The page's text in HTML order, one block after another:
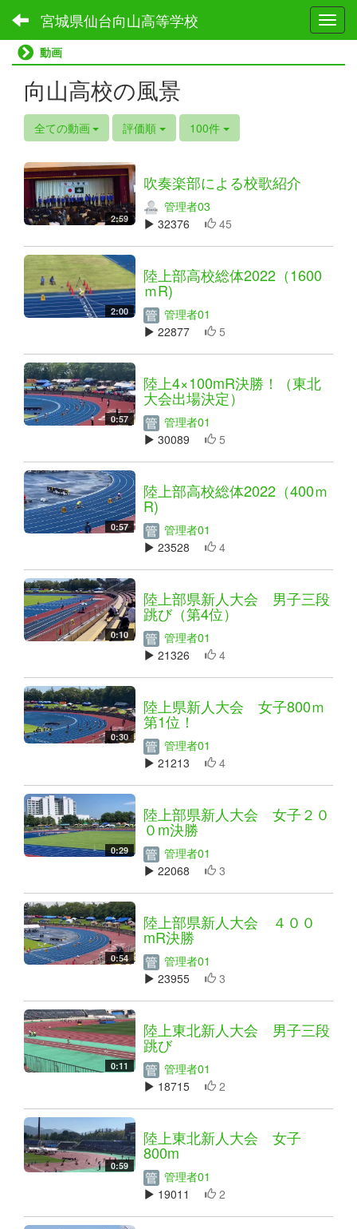
宮城県仙台向山高等学校
動画
向山高校の風景
全ての動画 評価順 100件
2:59
吹奏楽部による校歌紹介
管理者03
32376
45
2:00
陸上部高校総体2022（1600
ｍR)
管理者01
22877
5
0:57
陸上4×100mR決勝！（東北
大会出場決定）
管理者01
30089
5
0:57
陸上部高校総体2022（400ｍ
R)
管理者01
23528
4
0:10
陸上部県新人大会 男子三段
跳び（第4位）
管理者01
21326
4
0:30
陸上県新人大会 女子800ｍ
第1位！
管理者01
21213
4
0:29
陸上部県新人大会 女子２０
０m決勝
管理者01
22068
3
0:54
陸上部県新人大会 ４００
mR決勝
管理者01
23955
3
0:11
陸上東北新人大会 男子三段
跳び
管理者01
18715
2
0:59
陸上東北新人大会 女子
800m
管理者01
19011
2